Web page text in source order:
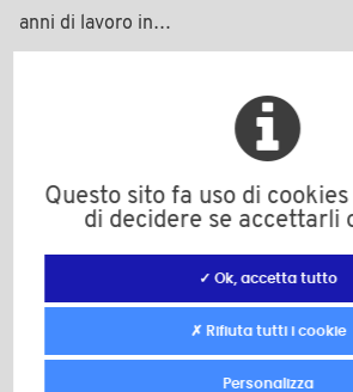
anni di lavoro in…
Questo sito fa uso di
di decidere se accettarli
✓ Ok, accetta tutto
✗ Rifiuta tutti i cookie
Personalizza